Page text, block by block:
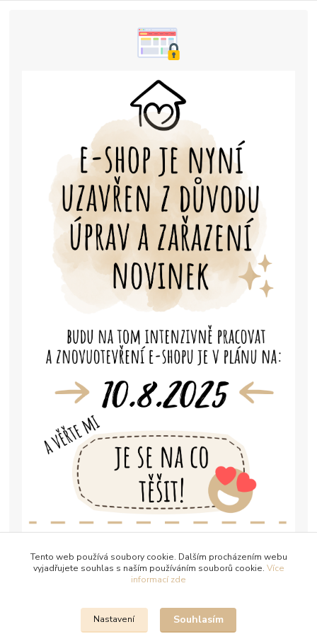
Tento web používá soubory cookie. Dalším procházením webu
vyjadřujete souhlas s naším používáním souborů cookie. Více
informací zde
Nastavení Souhlasím